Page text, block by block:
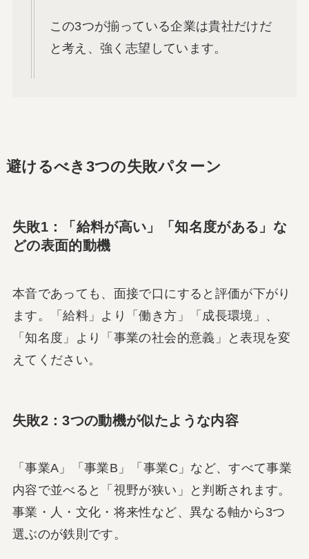
この3つが揃っている企業は貴社だけだ
と考え、強く志望しています。
避けるべき3つの失敗パターン
失敗1：「給料が高い」「知名度がある」な
どの表面的動機
本音であっても、面接で口にすると評価が下がり
ます。「給料」より「働き方」「成長環境」、
「知名度」より「事業の社会的意義」と表現を変
えてください。
失敗2：3つの動機が似たような内容
「事業A」「事業B」「事業C」など、すべて事業
内容で並べると「視野が狭い」と判断されます。
事業・人・文化・将来性など、異なる軸から3つ
選ぶのが鉄則です。